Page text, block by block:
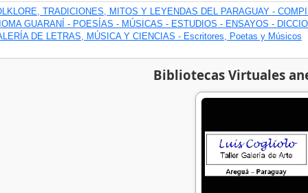
TRADICIONES, MITOS Y LEYENDAS DEL PARAGUAY -
GUARANÍ - POESÍAS - MÚSICAS - ESTUDIOS - ENSAYOS -
DE LETRAS, MÚSICA Y CIENCIAS - Escritores, Poetas y Músicos
Bibliotecas Virtuales